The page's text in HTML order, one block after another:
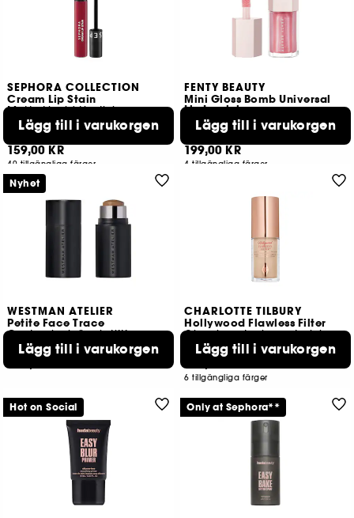
SEPHORA COLLECTION
Cream Lip Stain
Matte Liquid Lipstick
Flytande, matt läppstift
159,00 KR
40 tillgängliga färger
Lägg till i varukorgen
FENTY BEAUTY
Mini Gloss Bomb Universal
Lip Luminizer
Läppglans med sheasmör
199,00 KR
4 tillgängliga färger
Lägg till i varukorgen
WESTMAN ATELIER
Petite Face Trace
Contouringkräm i stiftform
1013
369,00 KR
Lägg till i varukorgen
Nyhet
CHARLOTTE TILBURY
Hollywood Flawless Filter
Glow-booster i resestorlek
450
199,00 KR
6 tillgängliga färger
Lägg till i varukorgen
Hot on Social Only at Sephora**